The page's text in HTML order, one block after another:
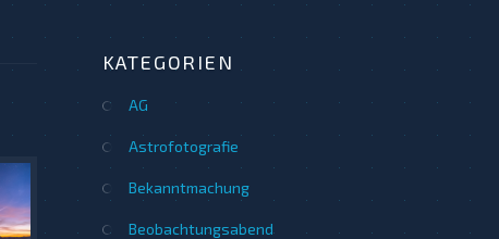
KATEGORIEN
AG
Astrofotografie
Bekanntmachung
Beobachtungsabend